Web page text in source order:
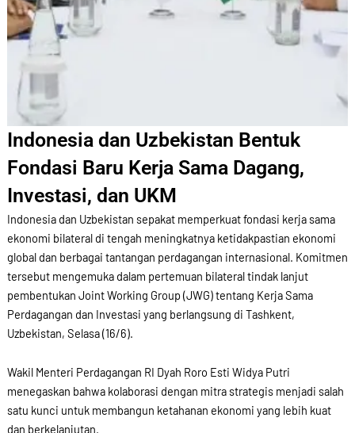
Indonesia dan Uzbekistan Bentuk
Fondasi Baru Kerja Sama Dagang,
Investasi, dan UKM
Indonesia dan Uzbekistan sepakat memperkuat fondasi kerja sama
ekonomi bilateral di tengah meningkatnya ketidakpastian ekonomi
global dan berbagai tantangan perdagangan internasional. Komitmen
tersebut mengemuka dalam pertemuan bilateral tindak lanjut
pembentukan Joint Working Group (JWG) tentang Kerja Sama
Perdagangan dan Investasi yang berlangsung di Tashkent,
Uzbekistan, Selasa (16/6).
Wakil Menteri Perdagangan RI Dyah Roro Esti Widya Putri
menegaskan bahwa kolaborasi dengan mitra strategis menjadi salah
satu kunci untuk membangun ketahanan ekonomi yang lebih kuat
dan berkelanjutan.